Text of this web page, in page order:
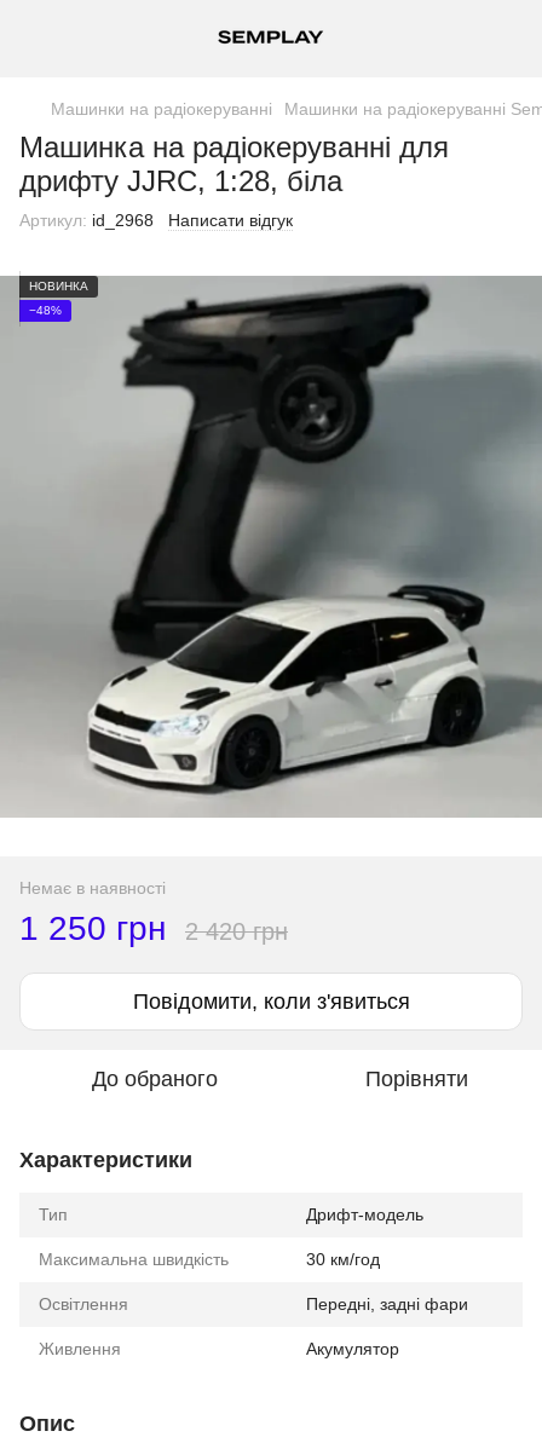
Машинки на радіокеруванні Машинки на радіокеруванні
Машинка на радіокеруванні для
дрифту JJRC, 1:28, біла
Артикул: id_2968 Написати відгук
НОВИНКА
−48%
Немає в наявності
1 250 грн 2 420 грн
Повідомити, коли з'явиться
До обраного Порівняти
Характеристики
Тип Дрифт-модель
Максимальна швидкість 30 км/год
Освітлення Передні, задні фари
Живлення Акумулятор
Опис